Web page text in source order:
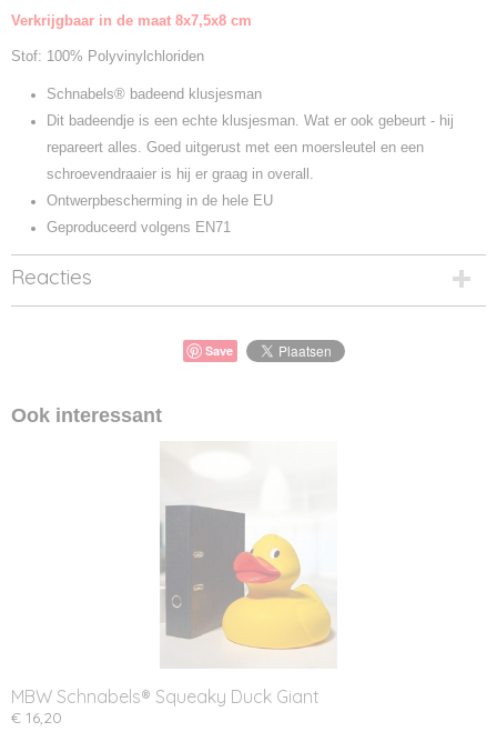
Productcode leverancier
Verkrijgbaar in de maat 8x7,5x8 cm
Stof: 100% Polyvinylchloriden
Schnabels® badeend klusjesman
Dit badeendje is een echte klusjesman. Wat er ook gebeurt - hij
repareert alles. Goed uitgerust met een moersleutel en een
schroevendraaier is hij er graag in overall.
Ontwerpbescherming in de hele EU
Geproduceerd volgens EN71
Reacties
Save
Ook interessant
MBW Schnabels® Squeaky Duck Giant
€ 16,20